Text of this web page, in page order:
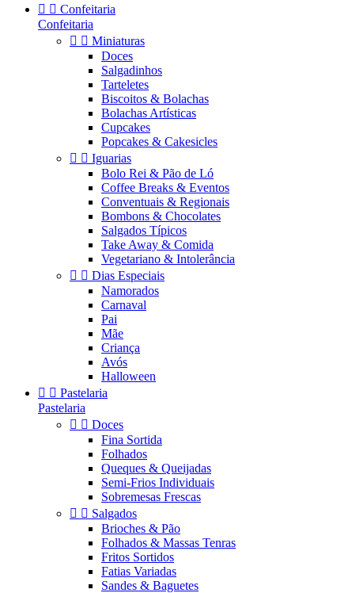
  Confeitaria
Confeitaria
  Miniaturas
Doces
Salgadinhos
Tarteletes
Biscoitos & Bolachas
Bolachas Artísticas
Cupcakes
Popcakes & Cakesicles
  Iguarias
Bolo Rei & Pão de Ló
Coffee Breaks & Eventos
Conventuais & Regionais
Bombons & Chocolates
Salgados Típicos
Take Away & Comida
Vegetariano & Intolerância
  Dias Especiais
Namorados
Carnaval
Pai
Mãe
Criança
Avós
Halloween
  Pastelaria
Pastelaria
  Doces
Fina Sortida
Folhados
Queques & Queijadas
Semi-Frios Individuais
Sobremesas Frescas
  Salgados
Brioches & Pão
Folhados & Massas Tenras
Fritos Sortidos
Fatias Variadas
Sandes & Baguetes